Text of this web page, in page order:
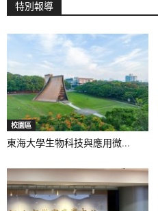
特別報導
校園區
東海大學生物科技與應用微...